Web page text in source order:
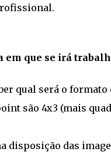
em que se irá
qual será o
são 4x3 (mais
disposição das